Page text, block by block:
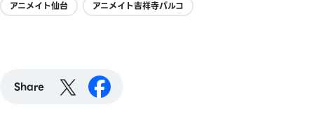
アニメイト仙台
アニメイト吉祥寺パルコ
Share